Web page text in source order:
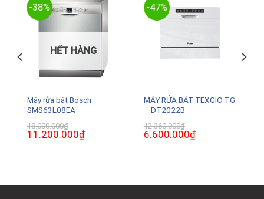
-38%
HẾT HÀNG
Máy rửa bát Bosch
SMS63L08EA
18.000.000₫
Giá
gốc
11.200.000₫Giá
hiện
-47%
MÁY RỬA BÁT TEXGIO TG
– DT2022B
12.360.000₫
Giá
gốc
6.600.000₫Giá
hiện